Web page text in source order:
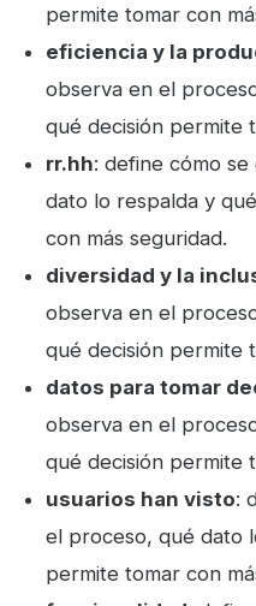
permite tomar con
eficiencia y la
observa en el
qué decisión permite
rr.hh: define cómo
dato lo respalda y
con más seguridad.
diversidad y la
observa en el
qué decisión permite
datos para tomar
observa en el
qué decisión permite
usuarios han visto:
el proceso, qué dato
permite tomar con